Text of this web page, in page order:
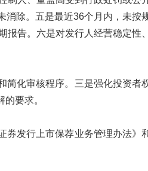
消除。五是最近36个月内，未按
报告。六是对发行人经营稳定性
简化审核程序。三是强化投资者
要求。
券发行上市保荐业务管理办法》